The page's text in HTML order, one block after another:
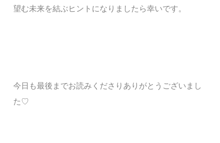
望む未来を結ぶ ヒント になりましたら幸いです。
今日も最後までお読みくださりありがとうございまし
た♡